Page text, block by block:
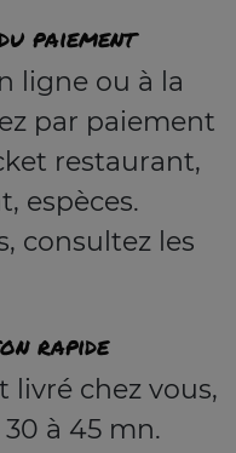
paiement
ligne ou à la
par paiement
restaurant,
espèces.
consultez les
rapide
livré chez vous,
à 45 mn.